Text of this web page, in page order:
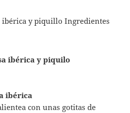
ibérica
con unas gotitas de